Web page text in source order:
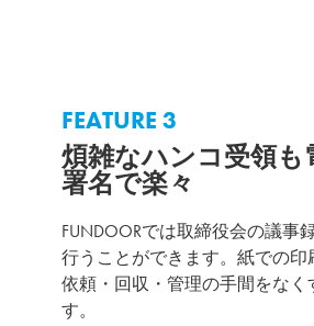
FEATURE 3
煩雑なハンコ受領も
署名で楽々
FUNDOORでは取締役会の議事
行うことができます。紙での印
依頼・回収・管理の手間をなく
す。